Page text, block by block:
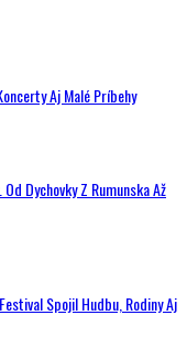
Aj Malé Príbehy
Dychovky Z Rumunska Až
Spojil Hudbu, Rodiny Aj